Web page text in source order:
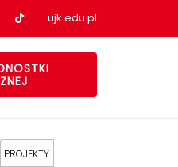
profil na Facebook
Nasz profil na tiktok
ujk.edu.pl
PROJEKTY